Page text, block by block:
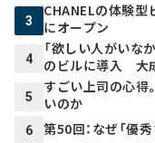
3
CHANELの体験型
にオープン
4
「欲しい人がいな
のビルに導入 大
5
すごい上司の心得
いのか
6 第50回：なぜ「優